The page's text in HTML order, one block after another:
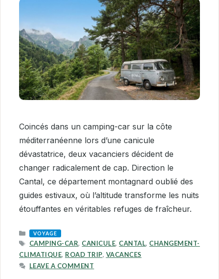
Coincés dans un camping-car sur la côte
méditerranéenne lors d’une canicule
dévastatrice, deux vacanciers décident de
changer radicalement de cap. Direction le
Cantal, ce département montagnard oublié des
guides estivaux, où l’altitude transforme les nuits
étouffantes en véritables refuges de fraîcheur.
CATEGORIES
VOYAGE
TAGS
CAMPING-CAR, CANICULE, CANTAL, CHANGEMENT-
CLIMATIQUE, ROAD TRIP, VACANCES
LEAVE A COMMENT